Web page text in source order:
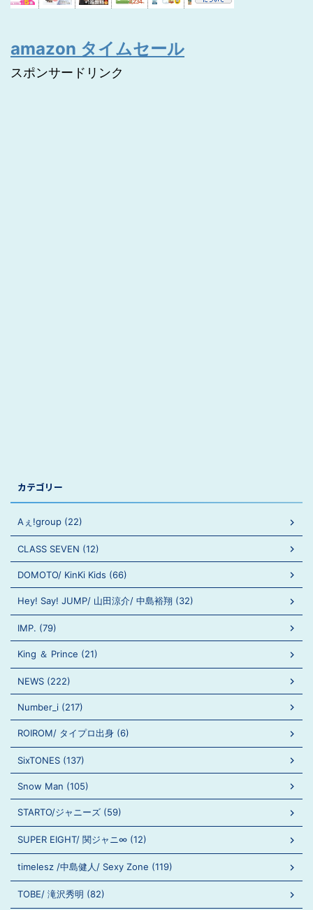
amazon タイムセール
スポンサードリンク
カテゴリー
Aぇ!group (22)
CLASS SEVEN (12)
DOMOTO/ KinKi Kids (66)
Hey! Say! JUMP/ 山田涼介/ 中島裕翔 (32)
IMP. (79)
King ＆ Prince (21)
NEWS (222)
Number_i (217)
ROIROM/ タイプロ出身 (6)
SixTONES (137)
Snow Man (105)
STARTO/ジャニーズ (59)
SUPER EIGHT/ 関ジャニ∞ (12)
timelesz /中島健人/ Sexy Zone (119)
TOBE/ 滝沢秀明 (82)